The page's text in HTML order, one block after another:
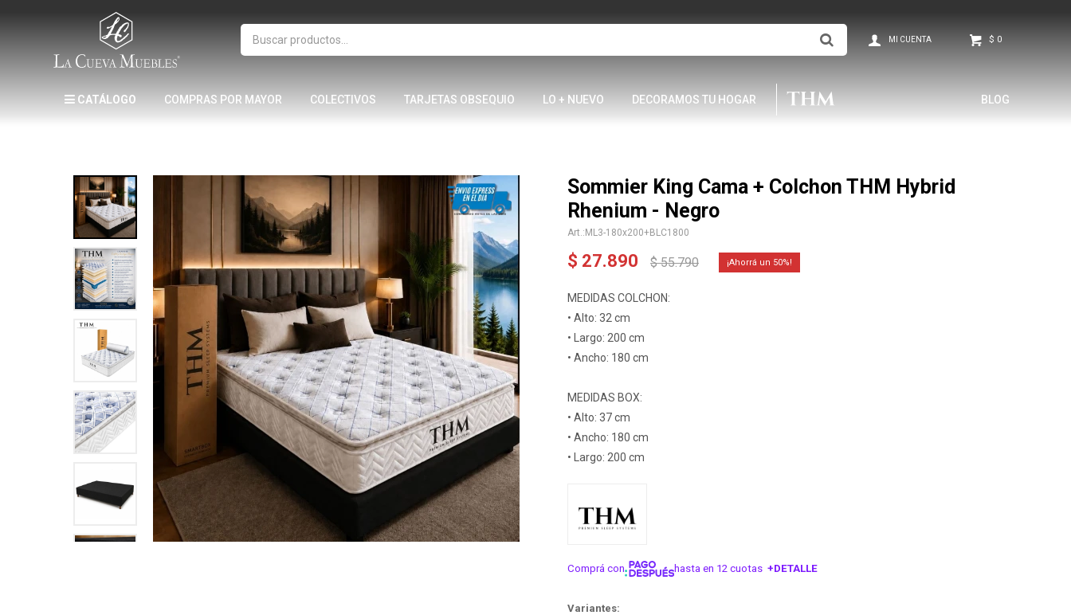
CATÁLOGO COMPRAS POR MAYOR COLECTIVOS TARJETAS OBSEQUIO LO + NUEVO DECORAMOS TU HOGAR BLOG
$ 0
Sommier King Cama + Colchon THM Hybrid
Rhenium - Negro
ML3-180x200+BLC1800
$ 27.890 $ 55.790 50
MEDIDAS COLCHON:
• Alto: 32 cm
• Largo: 200 cm
• Ancho: 180 cm
MEDIDAS BOX:
• Alto: 37 cm
• Ancho: 180 cm
• Largo: 200 cm
Comprá con hasta en 12 cuotas +DETALLE
Variantes: